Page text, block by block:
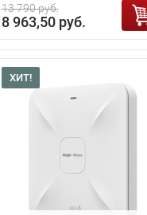
13 790 руб.
8 963,50 руб.
ХИТ!